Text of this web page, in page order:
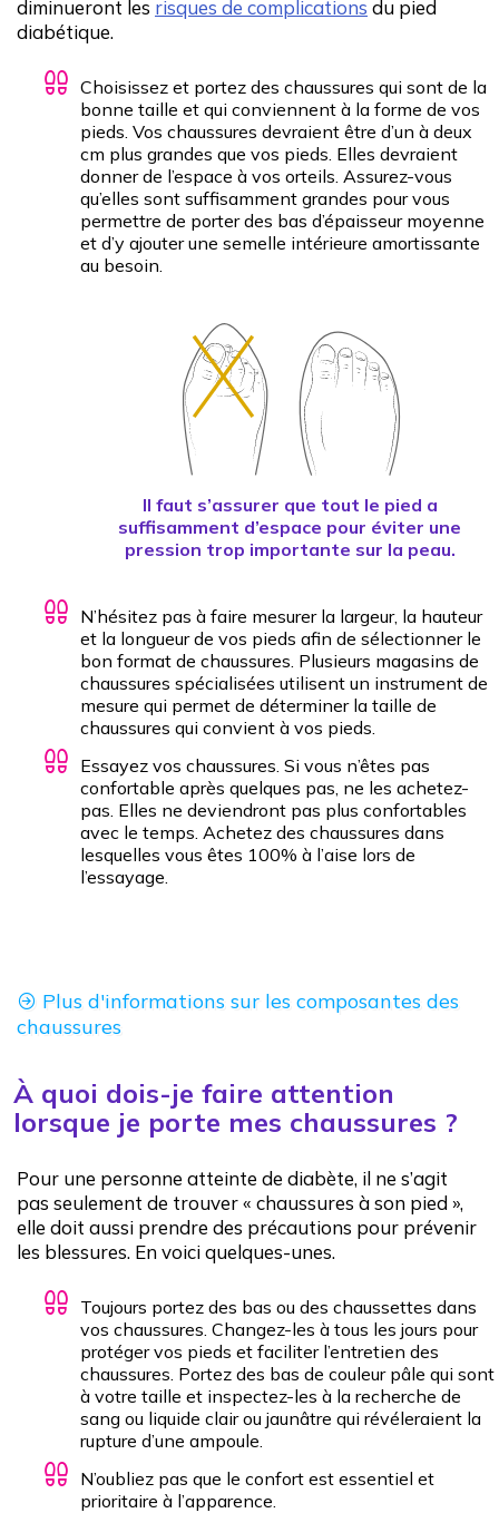
diminueront les risques de complications du pied
diabétique.
Choisissez et portez des chaussures qui sont de la
bonne taille et qui conviennent à la forme de vos
pieds. Vos chaussures devraient être d’un à deux
cm plus grandes que vos pieds. Elles devraient
donner de l’espace à vos orteils. Assurez-vous
qu’elles sont suffisamment grandes pour vous
permettre de porter des bas d’épaisseur moyenne
et d’y ajouter une semelle intérieure amortissante
au besoin.
Il faut s’assurer que tout le pied a
suffisamment d’espace pour éviter une
pression trop importante sur la peau.
N’hésitez pas à faire mesurer la largeur, la hauteur
et la longueur de vos pieds afin de sélectionner le
bon format de chaussures. Plusieurs magasins de
chaussures spécialisées utilisent un instrument de
mesure qui permet de déterminer la taille de
chaussures qui convient à vos pieds.
Essayez vos chaussures. Si vous n’êtes pas
confortable après quelques pas, ne les achetez-
pas. Elles ne deviendront pas plus confortables
avec le temps. Achetez des chaussures dans
lesquelles vous êtes 100% à l’aise lors de
l’essayage.
Plus d'informations sur les composantes des
chaussures
À quoi dois-je faire attention
lorsque je porte mes chaussures ?
Pour une personne atteinte de diabète, il ne s’agit
pas seulement de trouver « chaussures à son pied »,
elle doit aussi prendre des précautions pour prévenir
les blessures. En voici quelques-unes.
Toujours portez des bas ou des chaussettes dans
vos chaussures. Changez-les à tous les jours pour
protéger vos pieds et faciliter l’entretien des
chaussures. Portez des bas de couleur pâle qui sont
à votre taille et inspectez-les à la recherche de
sang ou liquide clair ou jaunâtre qui révéleraient la
rupture d’une ampoule.
N’oubliez pas que le confort est essentiel et
prioritaire à l’apparence.